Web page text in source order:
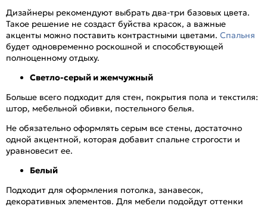
Дизайнеры рекомендуют выбрать два-три базовых цвета.
Такое решение не создаст буйства красок, а важные
акценты можно поставить контрастными цветами. Спальня
будет одновременно роскошной и способствующей
полноценному отдыху.
Светло-серый и жемчужный
Больше всего подходит для стен, покрытия пола и текстиля:
штор, мебельной обивки, постельного белья.
Не обязательно оформлять серым все стены, достаточно
одной акцентной, которая добавит спальне строгости и
уравновесит ее.
Белый
Подходит для оформления потолка, занавесок,
декоративных элементов. Для мебели подойдут оттенки